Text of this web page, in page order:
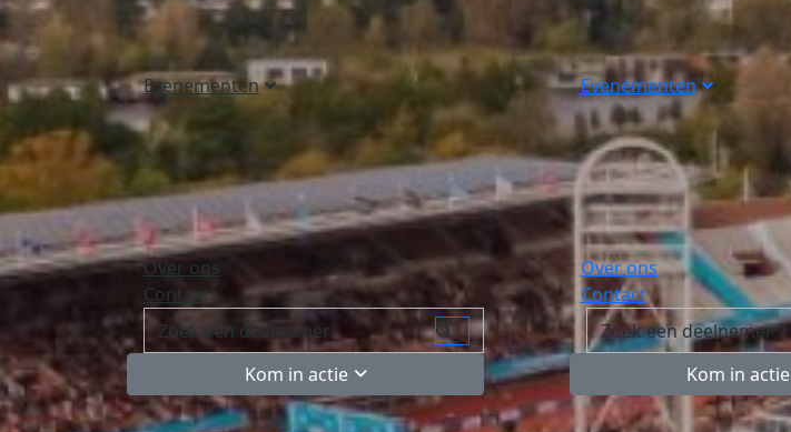
Evenementen
Over ons
Contact
Kom in actie
Evenementen
Over ons
Contact
Kom in actie